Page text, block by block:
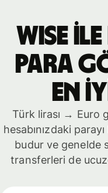
WISE
PARA
EN
Türk lirası → Euro
hesabınızdaki
budur ve genelde
transferleri de